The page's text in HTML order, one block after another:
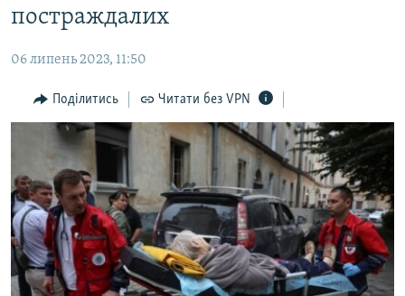
до
основної
Перейти
до
пошуку
БЛОГИ
ПОГЛЯД
ІНТЕРВ'Ю
ВСЕ ЗА ДЕНЬ
СПЕЦПРОЕКТИ
ДЕПОРТАЦІЯ
ВІДЕОУРОКИ «ELIFBE»
ЯК ОБІЙТИ БЛОКУВАННЯ
Русский
постраждалих
06 липень 2023, 11:50
Поділитись Читати без VPN